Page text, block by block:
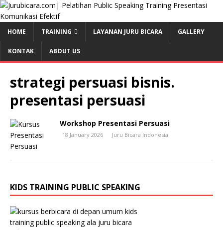
HOME TRAINING LAYANAN JURU BICARA GALLERY
KONTAK ABOUT US
strategi persuasi bisnis.
presentasi persuasi
Workshop Presentasi Persuasi
18 January 2026 Juru Bicara Indonesia
KIDS TRAINING PUBLIC SPEAKING